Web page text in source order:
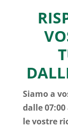
Siamo a
dalle
le vostre